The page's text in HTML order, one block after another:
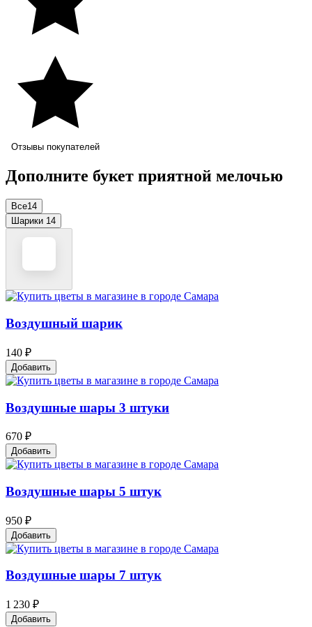
Отзывы покупателей
Дополните букет приятной мелочью
Все14
Шарики 14
Воздушный шарик
140 ₽
Добавить
Воздушные шары 3 штуки
670 ₽
Добавить
Воздушные шары 5 штук
950 ₽
Добавить
Воздушные шары 7 штук
1 230 ₽
Добавить